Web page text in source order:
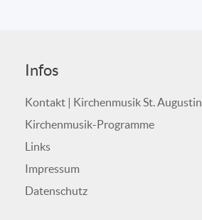
Infos
Kontakt | Kirchenmusik St. Augustin
Kirchenmusik-Programme
Links
Impressum
Datenschutz